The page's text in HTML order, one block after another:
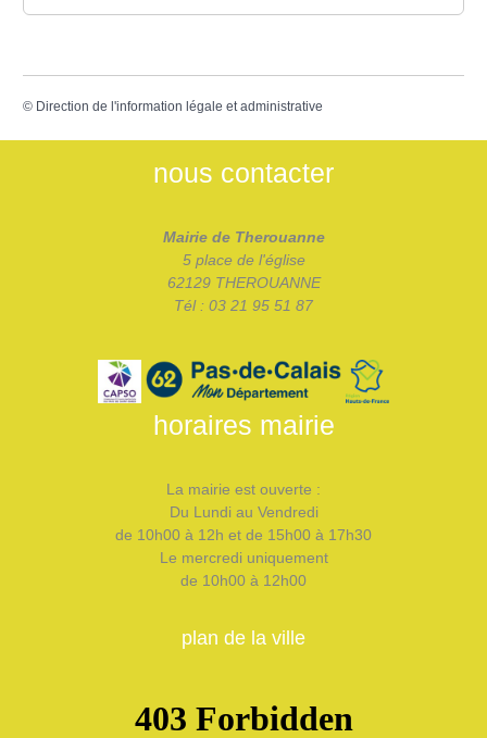
© Direction de l'information légale et administrative
nous contacter
Mairie de Therouanne
5 place de l'église
62129 THEROUANNE
Tél : 03 21 95 51 87
horaires mairie
La mairie est ouverte :
Du Lundi au Vendredi
de 10h00 à 12h et de 15h00 à 17h30
Le mercredi uniquement
de 10h00 à 12h00
plan de la ville